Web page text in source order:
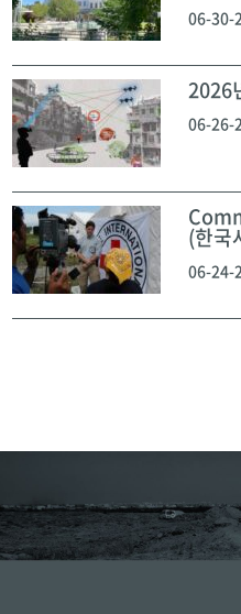
06-30-
2026
06-26-
(한국
06-24-